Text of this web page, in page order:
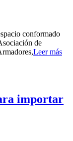
conformado
de
Leer más
importar